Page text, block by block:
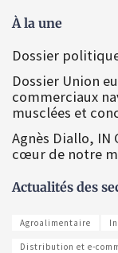
À la une
Dossier
Dossier Union
commerciaux
musclées et
Agnès Diallo, IN
cœur de notre
Actualités des
Agroalimentaire
Distribution et e-